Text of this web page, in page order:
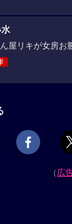
屋リキが女房お
（広